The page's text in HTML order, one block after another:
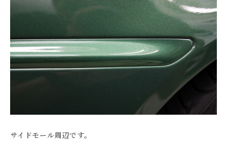
サイドモール周辺です。